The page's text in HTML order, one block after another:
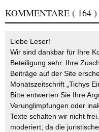
KOMMENTARE ( 164 )
Liebe Leser!
Wir sind dankbar für Ihre
Beteiligung sehr. Ihre
Beiträge auf der Site
Monatszeitschrift „Tichys
Bitte entwerten Sie Ihre
Verunglimpfungen oder
Texte schalten wir nicht
moderiert, da die